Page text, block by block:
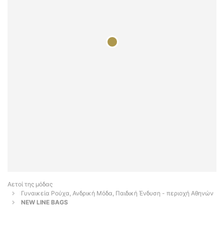
Αετοί της μόδας
Γυναικεία Ρούχα, Ανδρική Μόδα, Παιδική Ένδυση - περιοχή Αθηνών
NEW LINE BAGS